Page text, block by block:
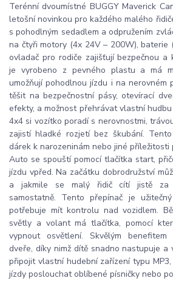
Terénní dvoumístné BUGGY Maverick
letošní novinkou pro každého malého
s pohodlným sedadlem a odpružením
na čtyři motory (4x 24V – 200W), baterie
ovladač pro rodiče zajišťují bezpečnou a
je vyrobeno z pevného plastu a má
umožňují pohodlnou jízdu i na nerovném
těšit na bezpečnostní pásy, otevírací
efekty, a možnost přehrávat vlastní
4x4 si vozítko poradí s nerovnostmi,
zajistí hladké rozjetí bez škubání.
dárek k narozeninám nebo jiné příležitosti
Auto se spouští pomocí tlačítka start,
jízdu vpřed. Na začátku dobrodružství
a jakmile se malý řidič cítí jistě za
samostatně. Tento přepínač je
potřebuje mít kontrolu nad vozidlem.
světly a volant má tlačítka, pomocí
vypnout osvětlení. Skvělým
dveře, díky nimž dítě snadno nastupuje a
připojit vlastní hudební zařízení typu
jízdy poslouchat oblíbené písničky nebo